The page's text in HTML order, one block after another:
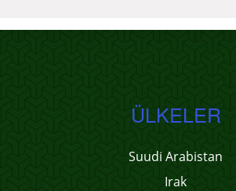
ÜLKELER
Suudi Arabistan
Irak